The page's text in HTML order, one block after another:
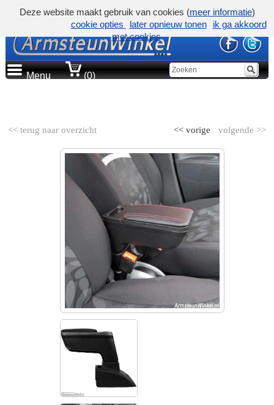
Menu (0)
<< terug naar overzicht volgende >>
<< vorige
Deze website maakt gebruik van cookies (meer informatie)
cookie opties
later opnieuw tonen
ik ga akkoord
met cookies